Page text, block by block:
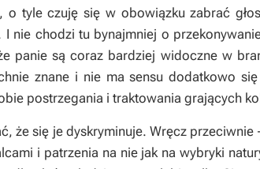
o tyle czuję się w obowiązku zabrać
I nie chodzi tu bynajmniej o
panie są coraz bardziej widoczne w
znane i nie ma sensu dodatkowo
postrzegania i traktowania grających
że się je dyskryminuje. Wręcz
i patrzenia na nie jak na wybryki